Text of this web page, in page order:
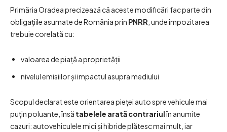
Primăria Oradea precizează că aceste modificări fac parte din
obligațiile asumate de România prin PNRR , unde impozitarea
trebuie corelată cu:
valoarea de piață a proprietății
nivelul emisiilor și impactul asupra mediului
Scopul declarat este orientarea pieței auto spre vehicule mai
puțin poluante, însă tabelele arată contrariulîn anumite
cazuri: autovehiculele mici și hibride plătesc mai mult, iar